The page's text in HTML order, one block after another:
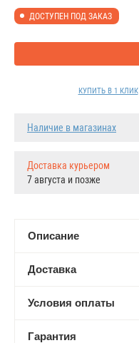
ДОСТУПЕН ПОД ЗАКАЗ
КУПИТЬ В 1 КЛИК
Наличие в магазинах
Доставка курьером
7 августа и позже
Описание
Доставка
Условия оплаты
Гарантия